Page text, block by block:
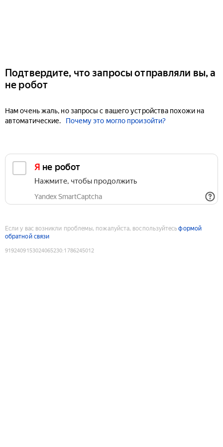
Подтвердите, что запросы отправляли вы, а
не робот
Нам очень жаль, но запросы с вашего устройства похожи на
автоматические.
Почему это могло произойти?
Я не робот
Нажмите, чтобы продолжить
Yandex SmartCaptcha
Если у вас возникли проблемы, пожалуйста, воспользуйтесьформой
обратной связи
9192409153024065230:1786245012